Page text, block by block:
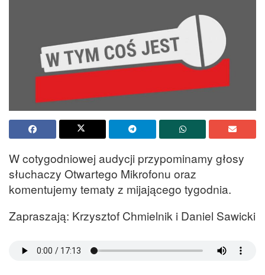
W cotygodniowej audycji przypominamy głosy
słuchaczy Otwartego Mikrofonu oraz
komentujemy tematy z mijającego tygodnia.
Zapraszają: Krzysztof Chmielnik i Daniel Sawicki